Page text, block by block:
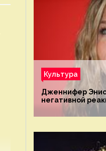
Культура
Дженнифер
негативной